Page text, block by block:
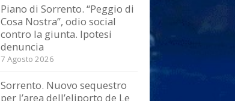
Piano di Sorrento. “Peggio di
Cosa Nostra”, odio social
contro la giunta. Ipotesi
denuncia
7 Agosto 2026
Sorrento. Nuovo sequestro
per l’area dell’eliporto de Le